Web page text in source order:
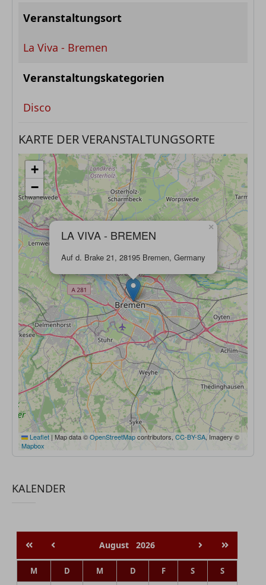
Veranstaltungsort
La Viva - Bremen
Veranstaltungskategorien
Disco
KARTE DER VERANSTALTUNGSORTE
LA VIVA - BREMEN
Auf d. Brake 21, 28195 Bremen, Germany
×
+
−
Leaflet | Map data ©OpenStreetMapcontributors, CC-BY-SA, Imagery ©
Mapbox
KALENDER
August 2026
M D M D F S
S